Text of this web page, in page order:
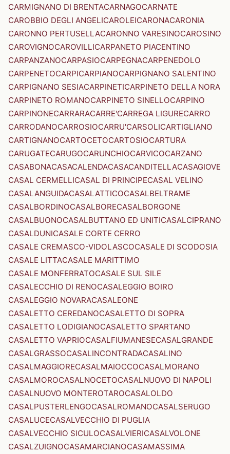
CARMIGNANO DI BRENTACARNAGOCARNATE
CAROBBIO DEGLI ANGELICAROLEICARONACARONIA
CARONNO PERTUSELLACARONNO VARESINOCAROSINO
CAROVIGNOCAROVILLICARPANETO PIACENTINO
CARPANZANOCARPASIOCARPEGNACARPENEDOLO
CARPENETOCARPICARPIANOCARPIGNANO SALENTINO
CARPIGNANO SESIACARPINETICARPINETO DELLA NORA
CARPINETO ROMANOCARPINETO SINELLOCARPINO
CARPINONECARRARACARRE'CARREGA LIGURECARRO
CARRODANOCARROSIOCARRU'CARSOLICARTIGLIANO
CARTIGNANOCARTOCETOCARTOSIOCARTURA
CARUGATECARUGOCARUNCHIOCARVICOCARZANO
CASABONACASACALENDACASACANDITELLACASAGIOVE
CASAL CERMELLICASAL DI PRINCIPECASAL VELINO
CASALANGUIDACASALATTICOCASALBELTRAME
CASALBORDINOCASALBORECASALBORGONE
CASALBUONOCASALBUTTANO ED UNITICASALCIPRANO
CASALDUNICASALE CORTE CERRO
CASALE CREMASCO-VIDOLASCOCASALE DI SCODOSIA
CASALE LITTACASALE MARITTIMO
CASALE MONFERRATOCASALE SUL SILE
CASALECCHIO DI RENOCASALEGGIO BOIRO
CASALEGGIO NOVARACASALEONE
CASALETTO CEREDANOCASALETTO DI SOPRA
CASALETTO LODIGIANOCASALETTO SPARTANO
CASALETTO VAPRIOCASALFIUMANESECASALGRANDE
CASALGRASSOCASALINCONTRADACASALINO
CASALMAGGIORECASALMAIOCCOCASALMORANO
CASALMOROCASALNOCETOCASALNUOVO DI NAPOLI
CASALNUOVO MONTEROTAROCASALOLDO
CASALPUSTERLENGOCASALROMANOCASALSERUGO
CASALUCECASALVECCHIO DI PUGLIA
CASALVECCHIO SICULOCASALVIERICASALVOLONE
CASALZUIGNOCASAMARCIANOCASAMASSIMA